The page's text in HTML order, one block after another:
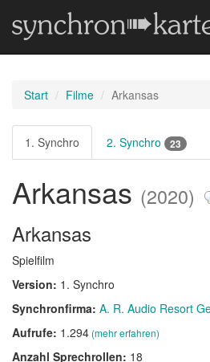
Start Filme Arkansas
1. Synchro 2. Synchro 23
Arkansas (2020)
Arkansas
Spielfilm
Version: 1. Synchro
Synchronfirma: A. R. Audio Resort
Aufrufe: 1.294(mehr erfahren)
Anzahl Sprechrollen: 18